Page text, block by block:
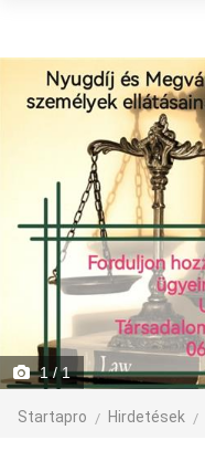
1 / 1
Startapro Hirdetések